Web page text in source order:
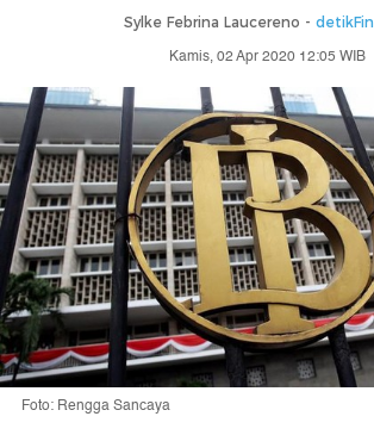
Sylke Febrina Laucereno -
Kamis, 02 Apr 2020 12:05 WIB
Foto: Rengga Sancaya